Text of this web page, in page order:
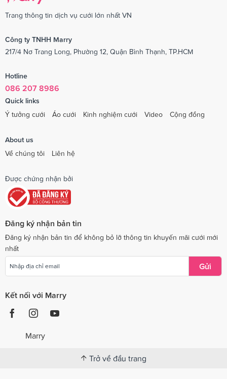
Trang thông tin dịch vụ cưới lớn nhất VN
Công ty TNHH Marry
217/4 Nơ Trang Long, Phường 12, Quận Bình Thạnh, TP.HCM
Hotline
086 207 8986
Quick links
Ý tưởng cưới
Áo cưới Kinh nghiệm cưới Video Cộng đồng
About us
Về chúng tôi
Liên hệ
Được chứng nhận bởi
Đăng ký nhận bản tin
Đăng ký nhận bản tin để không bỏ lỡ thông tin khuyến mãi cưới mới
nhất
Gửi
Kết nối với Marry
Marry
Trở về đầu trang